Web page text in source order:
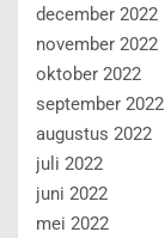
december 2022
november 2022
oktober 2022
september 2022
augustus 2022
juli 2022
juni 2022
mei 2022